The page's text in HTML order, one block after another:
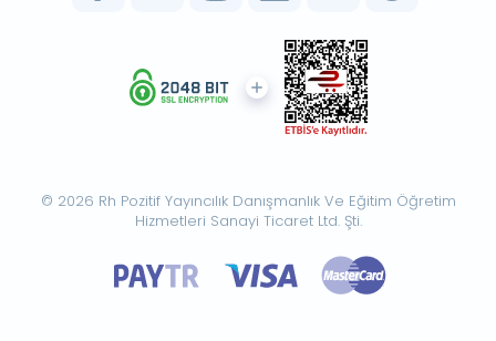
© 2026 Rh Pozitif Yayıncılık Danışmanlık Ve Eğitim Öğretim
Hizmetleri Sanayi Ticaret Ltd. Şti.